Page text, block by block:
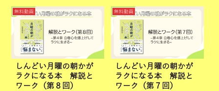
無料動画
しんどい月曜の朝かが
ラクになる本 解説と
ワーク（第８回）
無料動画
しんどい月曜の朝かが
ラクになる本 解説と
ワーク（第７回）